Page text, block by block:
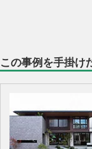
この事例を手掛け